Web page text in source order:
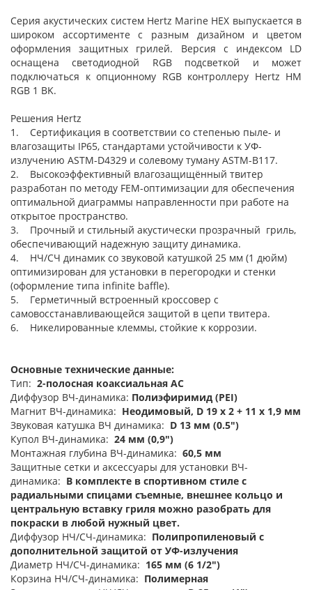
Серия акустических систем Hertz Marine HEX выпускается в
широком ассортименте с разным дизайном и цветом
оформления защитных грилей. Версия с индексом LD
оснащена светодиодной RGB подсветкой и может
подключаться к опционному RGB контроллеру Hertz HM
RGB 1 BK.
Решения Hertz
1. Сертификация в соответствии со степенью пыле- и
влагозащиты IP65, стандартами устойчивости к УФ-
излучению ASTM-D4329 и солевому туману ASTM-B117.
2. Высокоэффективный влагозащищённый твитер
разработан по методу FEM-оптимизации для обеспечения
оптимальной диаграммы направленности при работе на
открытое пространство.
3. Прочный и стильный акустически прозрачный гриль,
обеспечивающий надежную защиту динамика.
4. НЧ/СЧ динамик со звуковой катушкой 25 мм (1 дюйм)
оптимизирован для установки в перегородки и стенки
(оформление типа infinite baffle).
5. Герметичный встроенный кроссовер с
самовосстанавливающейся защитой в цепи твитера.
6. Никелированные клеммы, стойкие к коррозии.
Основные технические данные:
Тип: 2-полосная коаксиальная АС
Диффузор ВЧ-динамика: Полиэфиримид (PEI)
Магнит ВЧ-динамика: Неодимовый, D 19 x 2 + 11 х 1,9 мм
Звуковая катушка ВЧ динамика: D 13 мм (0.5")
Купол ВЧ-динамика: 24 мм (0,9")
Монтажная глубина ВЧ-динамика: 60,5 мм
Защитные сетки и аксессуары для установки ВЧ-
динамика: В комплекте в спортивном стиле с
радиальными спицами съемные, внешнее кольцо и
центральную вставку гриля можно разобрать для
покраски в любой нужный цвет.
Диффузор НЧ/СЧ-динамика: Полипропиленовый с
дополнительной защитой от УФ-излучения
Диаметр НЧ/СЧ-динамика: 165 мм (6 1/2")
Корзина НЧ/СЧ-динамика: Полимерная